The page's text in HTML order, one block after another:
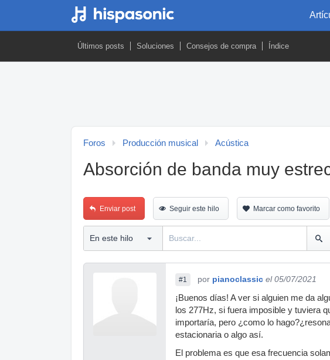
Últimos posts Soluciones Consejos de compra Índice
Foros Producción musical Acústica
Absorción de banda muy
Enviar post Seguir este hilo Marcar como favorito
#1 por pianoclassic el 05/07/2021
¡Buenos días! A ver si alguien me da
los 277Hz, si fuera imposible y tuviera
importaría, pero ¿como lo
estacionaria o algo así.
El problema es que esa frecuencia